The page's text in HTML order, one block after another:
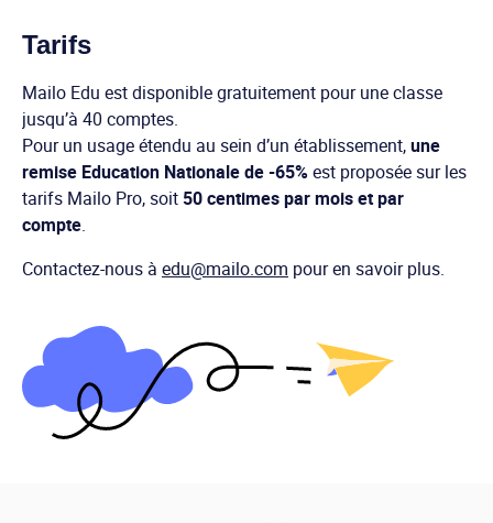
Tarifs
Mailo Edu est disponible gratuitement pour une classe
jusqu’à 40 comptes.
Pour un usage étendu au sein d’un établissement,une
remise Education Nationale de -65%est proposée sur les
tarifs Mailo Pro, soit 50 centimes par mois et par
compte.
Contactez-nous à edu@mailo.com pour en savoir plus.